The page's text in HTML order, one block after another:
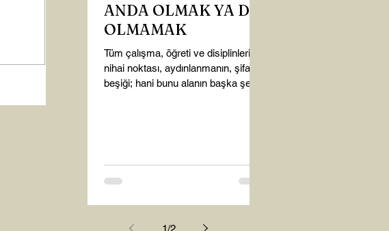
ANDA OLMAK YA DA
OLMAMAK
Tüm çalışma, öğreti ve disiplinlerin
nihai noktası, aydınlanmanın, şifanın
beşiği; hani bunu alanın başka şey
1/2